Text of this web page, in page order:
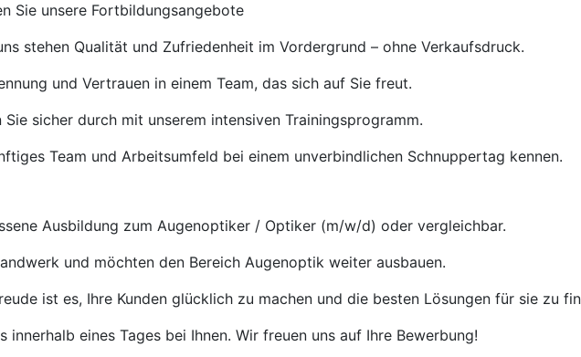
Sie unsere Fortbildungsangebote
stehen Qualität und Zufriedenheit im Vordergrund – ohne Verkaufsdruck.
und Vertrauen in einem Team, das sich auf Sie freut.
Sie sicher durch mit unserem intensiven Trainingsprogramm.
Team und Arbeitsumfeld bei einem unverbindlichen Schnuppertag kennen.
Ausbildung zum Augenoptiker / Optiker (m/w/d) oder vergleichbar.
und möchten den Bereich Augenoptik weiter ausbauen.
ist es, Ihre Kunden glücklich zu machen und die besten Lösungen für sie zu
innerhalb eines Tages bei Ihnen. Wir freuen uns auf Ihre Bewerbung!